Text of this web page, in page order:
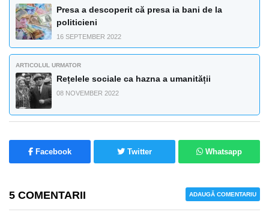
Presa a descoperit că presa ia bani de la
politicieni
16 SEPTEMBER 2022
ARTICOLUL URMATOR
Rețelele sociale ca hazna a umanității
08 NOVEMBER 2022
Facebook Twitter Whatsapp
5 COMENTARII ADAUGĂ COMENTARIU